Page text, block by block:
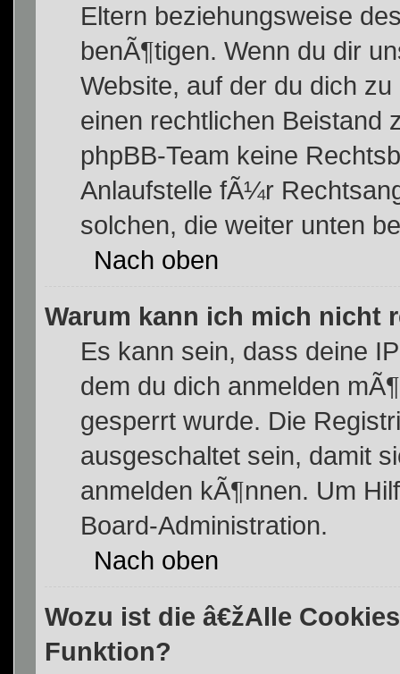
Eltern beziehungsweise
benÃ¶tigen. Wenn du dir
Website, auf der du dich
einen rechtlichen Beistand
phpBB-Team keine
Anlaufstelle fÃ¼r
solchen, die weiter unten
Nach oben
Warum kann ich mich nicht
Es kann sein, dass deine
dem du dich anmelden
gesperrt wurde. Die
ausgeschaltet sein, damit
anmelden kÃ¶nnen. Um
Board-Administration.
Nach oben
Wozu ist die â€žAlle
Funktion?